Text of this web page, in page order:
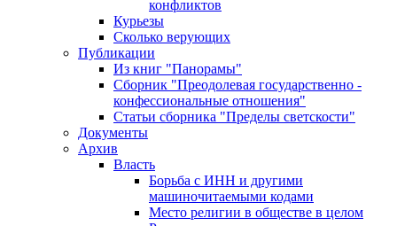
конфликтов
Курьезы
Сколько верующих
Публикации
Из книг "Панорамы"
Сборник "Преодолевая государственно -
конфессиональные отношения"
Статьи сборника "Пределы светскости"
Документы
Архив
Власть
Борьба с ИНН и другими
машиночитаемыми кодами
Место религии в обществе в целом